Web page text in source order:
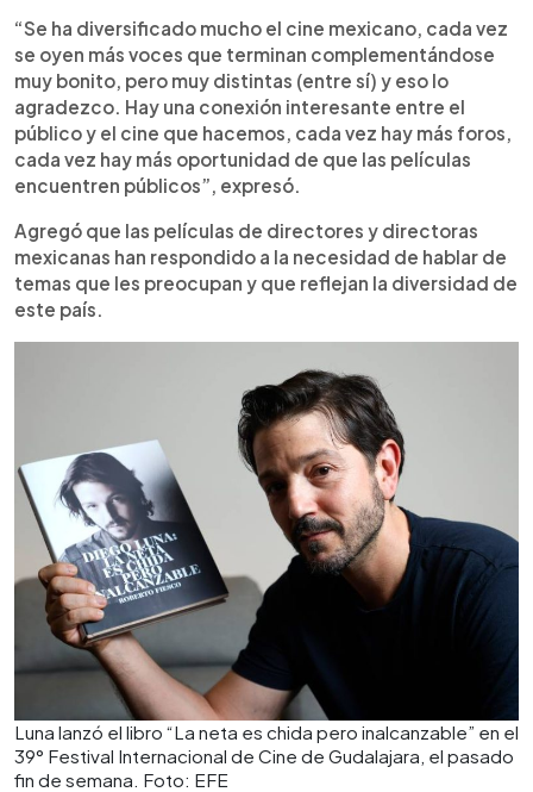
“Se ha diversificado mucho el cine mexicano, cada vez
se oyen más voces que terminan complementándose
muy bonito, pero muy distintas (entre sí) y eso lo
agradezco. Hay una conexión interesante entre el
público y el cine que hacemos, cada vez hay más foros,
cada vez hay más oportunidad de que las películas
encuentren públicos”, expresó.
Agregó que las películas de directores y directoras
mexicanas han respondido a la necesidad de hablar de
temas que les preocupan y que reflejan la diversidad de
este país.
Luna lanzó el libro “La neta es chida pero inalcanzable” en el
39° Festival Internacional de Cine de Gudalajara, el pasado
fin de semana. Foto: EFE